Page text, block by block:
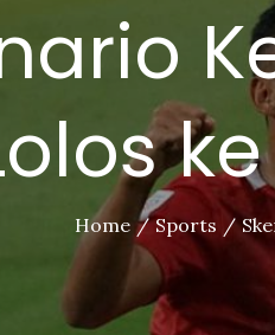
Home Sports